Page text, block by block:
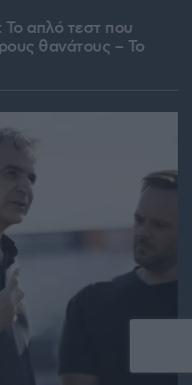
Το απλό τεστ που
θανάτους – Το